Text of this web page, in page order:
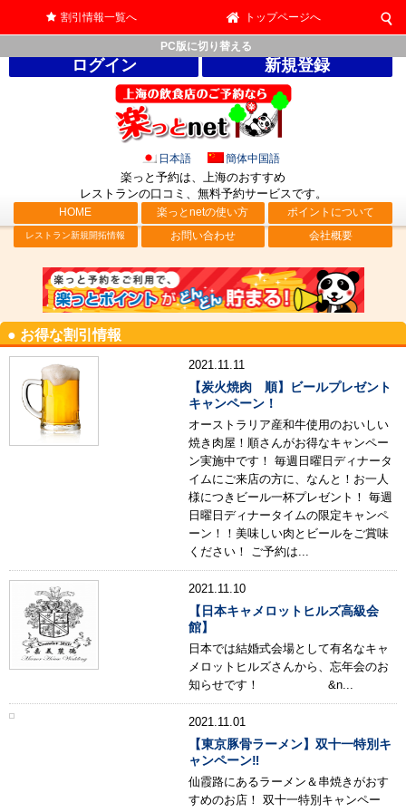
割引情報一覧へ トップページへ
PC版に切り替える
ログイン 新規登録
日本語 簡体中国語
楽っと予約は、上海のおすすめ
レストランの口コミ、無料予約サービスです。
HOME 楽っとnetの使い方 ポイントについて
レストラン新規開拓情報 お問い合わせ 会社概要
● お得な割引情報
2021.11.11
【炭火焼肉 順】ビールプレゼント
キャンペーン！
オーストラリア産和牛使用のおいしい
焼き肉屋！順さんがお得なキャンペー
ン実施中です！ 毎週日曜日ディナータ
イムにご来店の方に、なんと！お一人
様につきビール一杯プレゼント！ 毎週
日曜日ディナータイムの限定キャンペ
ーン！！美味しい肉とビールをご賞味
ください！ ご予約は...
2021.11.10
【日本キャメロットヒルズ高級会
館】
日本では結婚式会場として有名なキャ
メロットヒルズさんから、忘年会のお
知らせです！ &n...
2021.11.01
【東京豚骨ラーメン】双十一特別キ
ャンペーン‼
仙霞路にあるラーメン＆串焼きがおす
すめのお店！ 双十一特別キャンペー